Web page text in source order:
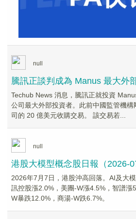
null
騰訊正談判成為 Manus 最大外
Techub News 消息，騰訊正就投資
公司最大外部投資者。此前中國監管機
司的 20 億美元收購交易。 該交易若...
null
港股大模型概念股日報（2026-
2026年7月7日，港股沖高回落。AI及大
訊控股漲2.0%，美團-W漲4.5%，智譜漲
W暴跌12.0%，商湯-W跌6.7%。